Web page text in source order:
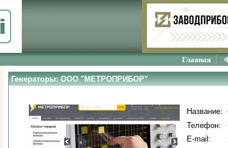
Главная
Генераторы: ООО "МЕТРОПРИБОР"
Название:
Телефон:
E-mail: